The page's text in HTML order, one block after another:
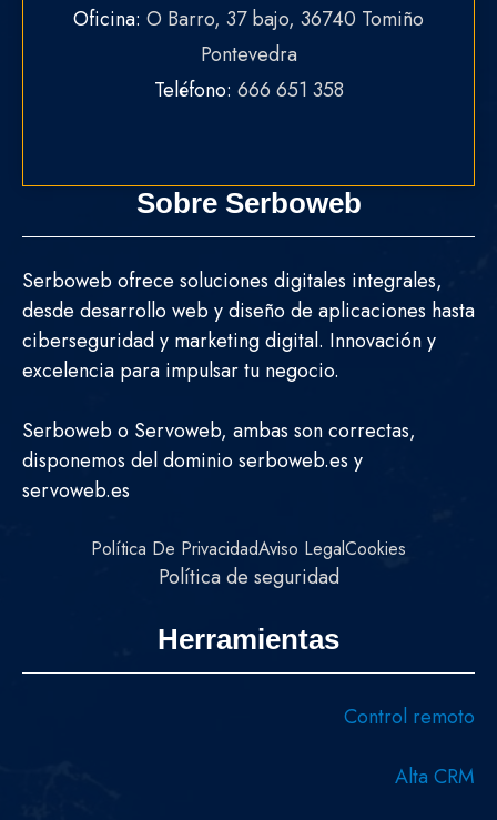
Sobre Serboweb
Serboweb ofrece soluciones digitales integrales,
desde desarrollo web y diseño de aplicaciones hasta
ciberseguridad y marketing digital. Innovación y
excelencia para impulsar tu negocio.
Serboweb o Servoweb, ambas son correctas,
disponemos del dominio serboweb.es y
servoweb.es
Política De PrivacidadAviso LegalCookies
Política de seguridad
Oficina: O Barro, 37 bajo, 36740 Tomiño
Pontevedra
Teléfono: 666 651 358
Herramientas
Control remoto
Alta CRM